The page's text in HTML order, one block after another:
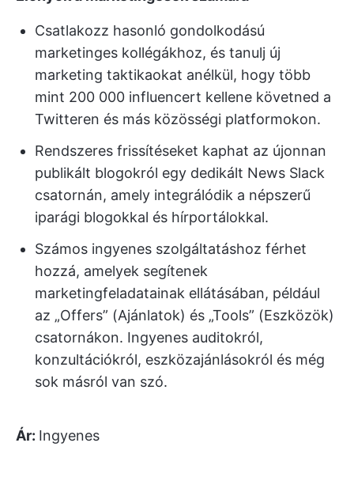
Csatlakozz hasonló gondolkodású
marketinges kollégákhoz, és tanulj új
marketing taktikaokat anélkül, hogy több
mint 200 000 influencert kellene követned a
Twitteren és más közösségi platformokon.
Rendszeres frissítéseket kaphat az újonnan
publikált blogokról egy dedikált News Slack
csatornán, amely integrálódik a népszerű
iparági blogokkal és hírportálokkal.
Számos ingyenes szolgáltatáshoz férhet
hozzá, amelyek segítenek
marketingfeladatainak ellátásában, például
az „Offers” (Ajánlatok) és „Tools” (Eszközök)
csatornákon. Ingyenes auditokról,
konzultációkról, eszközajánlásokról és még
sok másról van szó.
Ár: Ingyenes